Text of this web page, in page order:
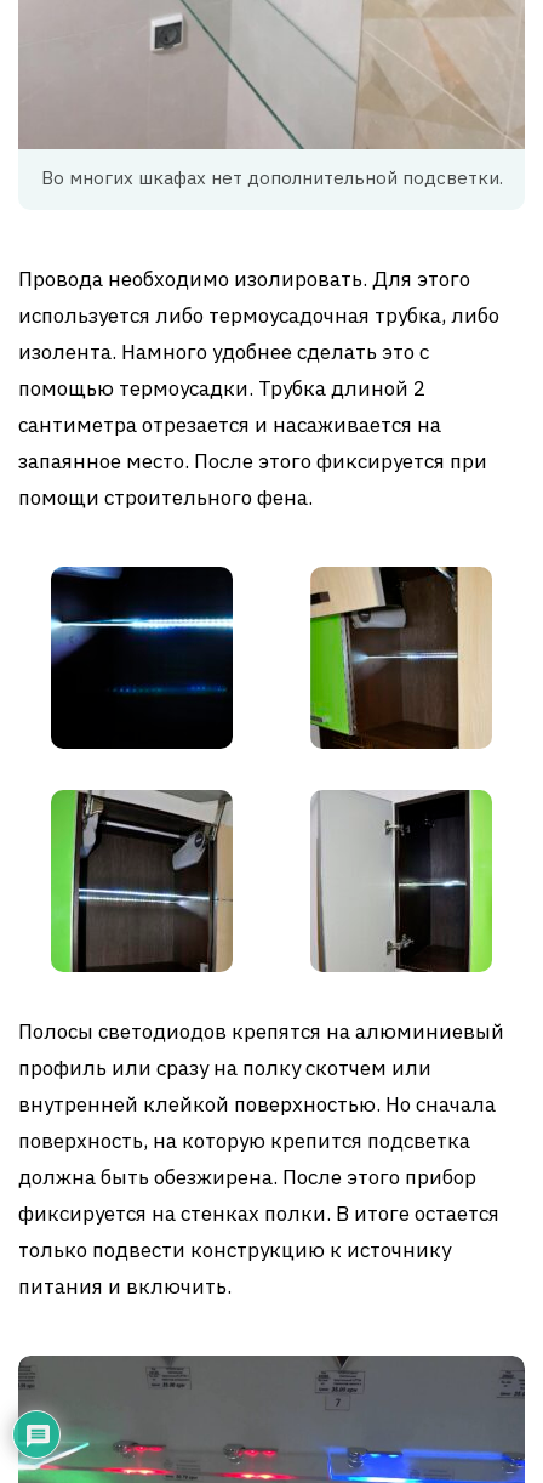
Во многих шкафах нет дополнительной подсветки.
Провода необходимо изолировать. Для этого
используется либо термоусадочная трубка, либо
изолента. Намного удобнее сделать это с
помощью термоусадки. Трубка длиной 2
сантиметра отрезается и насаживается на
запаянное место. После этого фиксируется при
помощи строительного фена.
Полосы светодиодов крепятся на алюминиевый
профиль или сразу на полку скотчем или
внутренней клейкой поверхностью. Но сначала
поверхность, на которую крепится подсветка
должна быть обезжирена. После этого прибор
фиксируется на стенках полки. В итоге остается
только подвести конструкцию к источнику
питания и включить.